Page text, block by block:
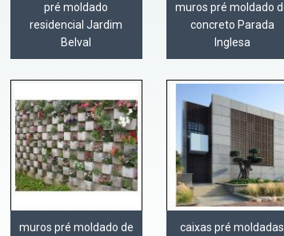
pré moldado
residencial Jardim
Belval
muros pré moldado
concreto Parada
Inglesa
muros pré moldado de
caixas pré moldadas